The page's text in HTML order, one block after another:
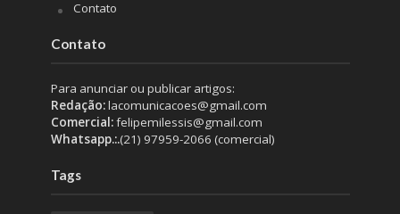
Contato
Contato
Para anunciar ou publicar artigos:
Redação:lacomunicacoes@gmail.com
Comercial:felipemilessis@gmail.com
Whatsapp.:.(21) 97959-2066 (comercial)
Tags